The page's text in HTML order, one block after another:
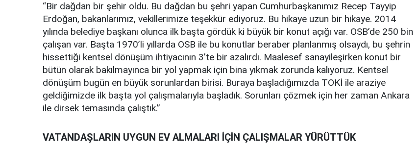
“Bir dağdan bir şehir oldu. Bu dağdan bu şehri yapan Cumhurbaşkanımız Recep Tayyip
Erdoğan, bakanlarımız, vekillerimize teşekkür ediyoruz. Bu hikaye uzun bir hikaye. 2014
yılında belediye başkanı olunca ilk başta gördük ki büyük bir konut açığı var. OSB’de 250 bin
çalışan var. Başta 1970’li yıllarda OSB ile bu konutlar beraber planlanmış olsaydı, bu şehrin
hissettiği kentsel dönüşüm ihtiyacının 3’te bir azalırdı. Maalesef sanayileşirken konut bir
bütün olarak bakılmayınca bir yol yapmak için bina yıkmak zorunda kalıyoruz. Kentsel
dönüşüm bugün en büyük sorunlardan birisi. Buraya başladığımızda TOKİ ile araziye
geldiğimizde ilk başta yol çalışmalarıyla başladık. Sorunları çözmek için her zaman Ankara
ile dirsek temasında çalıştık.”
VATANDAŞLARIN UYGUN EV ALMALARI İÇİN ÇALIŞMALAR YÜRÜTTÜK